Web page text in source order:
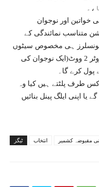
خواتین اور نوجوان
متناسب نمائندگی کے
ہی مخصوص سیٹوں
کیلئے ووٹ ڈالنے کے اہل ہونگے، ہر ووٹر 2 ووٹ(ایک نوجوان کی
کرے گا۔
کس طرف پلٹتے ہیں کیا وہ
یا اپنی ایلگ پینل بنائیں
ٹیگز انتخاب مقبوضہ کشمیر